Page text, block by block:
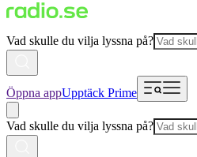
Vad skulle du vilja lyssna på?
Öppna appUpptäck Prime
Vad skulle du vilja lyssna på?